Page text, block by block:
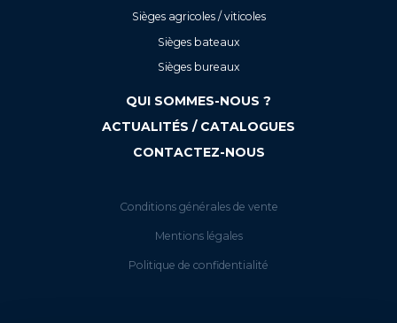
Sièges agricoles / viticoles
Sièges bateaux
Sièges bureaux
QUI SOMMES-NOUS ?
ACTUALITÉS / CATALOGUES
CONTACTEZ-NOUS
Conditions générales de vente
Mentions légales
Politique de confidentialité